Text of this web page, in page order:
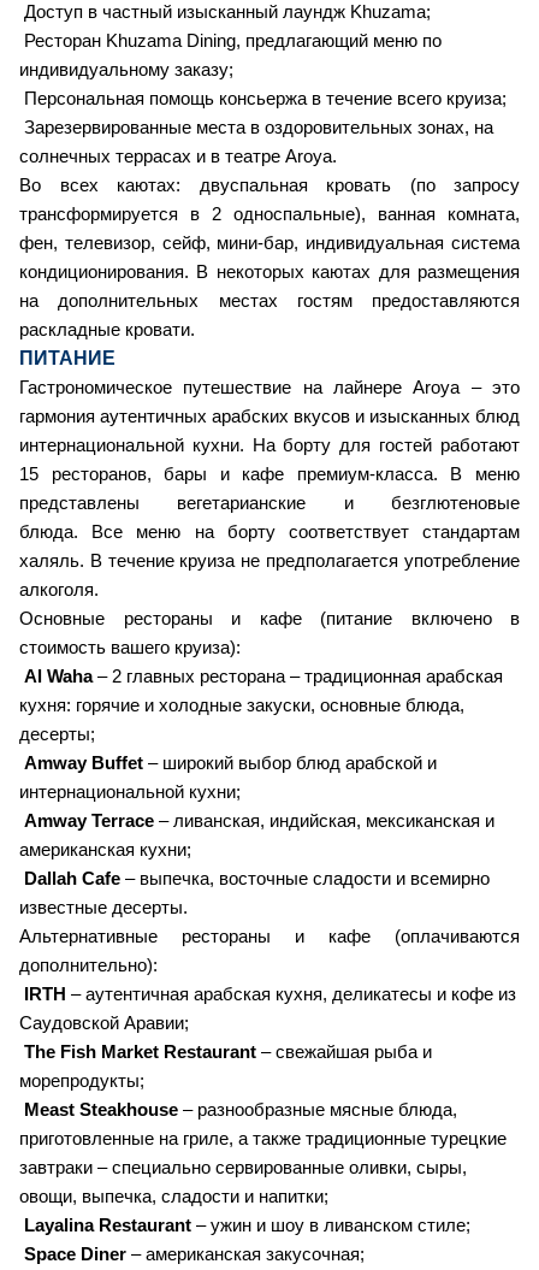
Доступ в частный изысканный лаундж Khuzama;
Ресторан Khuzama Dining, предлагающий меню по
индивидуальному заказу;
Персональная помощь консьержа в течение всего круиза;
Зарезервированные места в оздоровительных зонах, на
солнечных террасах и в театре Aroya.
Во всех каютах: двуспальная кровать (по запросу
трансформируется в 2 односпальные), ванная комната,
фен, телевизор, сейф, мини-бар, индивидуальная система
кондиционирования. В некоторых каютах для размещения
на дополнительных местах гостям предоставляются
раскладные кровати.
ПИТАНИЕ
Гастрономическое путешествие на лайнере Aroya – это
гармония аутентичных арабских вкусов и изысканных блюд
интернациональной кухни. На борту для гостей работают
15 ресторанов, бары и кафе премиум-класса. В меню
представлены вегетарианские и безглютеновые
блюда. Все меню на борту соответствует стандартам
халяль. В течение круиза не предполагается употребление
алкоголя.
Основные рестораны и кафе (питание включено в
стоимость вашего круиза):
Al Waha– 2 главных ресторана – традиционная арабская
кухня: горячие и холодные закуски, основные блюда,
десерты;
Amway Buffet – широкий выбор блюд арабской и
интернациональной кухни;
Amway Terrace – ливанская, индийская, мексиканская и
американская кухни;
Dallah Cafe – выпечка, восточные сладости и всемирно
известные десерты.
Альтернативные рестораны и кафе (оплачиваются
дополнительно):
IRTH – аутентичная арабская кухня, деликатесы и кофе из
Саудовской Аравии;
The Fish Market Restaurant – свежайшая рыба и
морепродукты;
Meast Steakhouse – разнообразные мясные блюда,
приготовленные на гриле, а также традиционные турецкие
завтраки – специально сервированные оливки, сыры,
овощи, выпечка, сладости и напитки;
Layalina Restaurant – ужин и шоу в ливанском стиле;
Space Diner – американская закусочная;